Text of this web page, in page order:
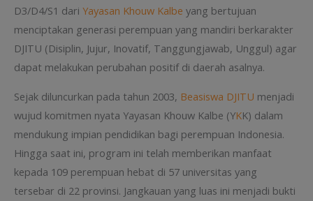
D3/D4/S1 dari Yayasan Khouw Kalbe yang bertujuan
menciptakan generasi perempuan yang mandiri berkarakter
DJITU (Disiplin, Jujur, Inovatif, Tanggungjawab, Unggul) agar
dapat melakukan perubahan positif di daerah asalnya.
Sejak diluncurkan pada tahun 2003, Beasiswa DJITU menjadi
wujud komitmen nyata Yayasan Khouw Kalbe (YKK) dalam
mendukung impian pendidikan bagi perempuan Indonesia.
Hingga saat ini, program ini telah memberikan manfaat
kepada 109 perempuan hebat di 57 universitas yang
tersebar di 22 provinsi. Jangkauan yang luas ini menjadi bukti